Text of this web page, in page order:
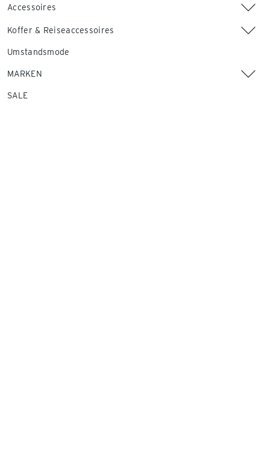
Accessoires
Koffer & Reiseaccessoires
Umstandsmode
MARKEN
SALE